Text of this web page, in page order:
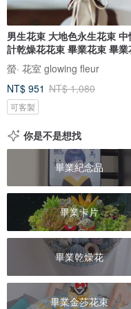
男生花束 大地色永生花束 中
計乾燥花花束 畢業花束 畢業
螢· 花室 glowing fleur
NT$ 951 NT$ 1,080
可客製
你是不是想找
畢業紀念品
畢業卡片
畢業乾燥花
畢業金莎花束